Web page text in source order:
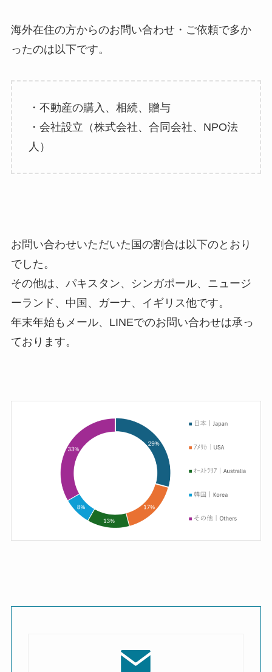
海外在住の方からのお問い合わせ・ご依頼で多か
ったのは以下です。
・不動産の購入、相続、贈与
・会社設立（株式会社、合同会社、NPO法
人）
お問い合わせいただいた国の割合は以下のとおり
でした。
その他は、パキスタン、シンガポール、ニュージ
ーランド、中国、ガーナ、イギリス他です。
年末年始もメール、LINEでのお問い合わせは承っ
ております。